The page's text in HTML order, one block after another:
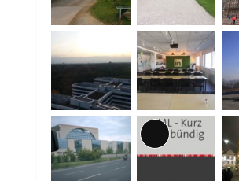
Lange
Beschreibung